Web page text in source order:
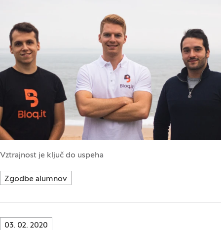
Vztrajnost je ključ do uspeha
Zgodbe alumnov
Innovatif\Page\NewsListPage.DATE_A11Y:
03. 02. 2020